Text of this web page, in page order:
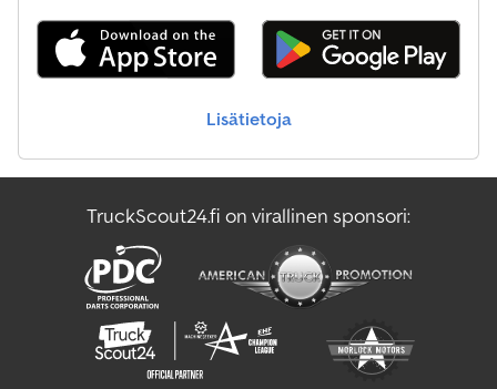
Mf Etukuormaaja
Mitsubishi Kuorma Auto
Valtra Traktori
Volvo Kuorma Auto
Lisätietoja
TruckScout24.fi on virallinen sponsori: